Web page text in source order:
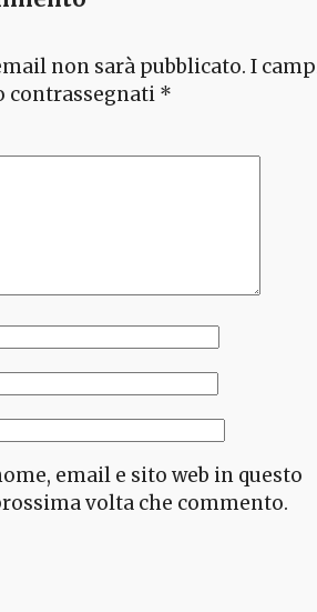
non sarà pubblicato. I
contrassegnati *
email e sito web in questo
volta che commento.